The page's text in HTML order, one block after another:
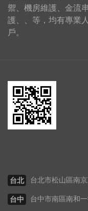
禦、機房維護、金流
護、、等，均有專業
戶。
台北 台北市松山區南
台中 台中市南區南和